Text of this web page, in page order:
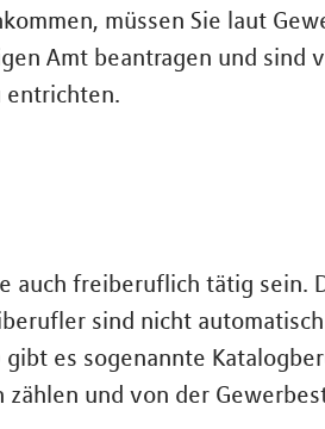
müssen Sie laut
Amt beantragen und sind
entrichten.
auch freiberuflich tätig sein.
sind nicht
gibt es sogenannte
und von der